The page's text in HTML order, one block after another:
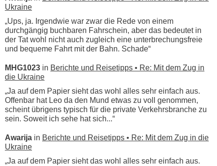
Ukraine
„Ups, ja. Irgendwie war zwar die Rede von einem
durchgängig buchbaren Fahrschein, aber das bedeutet in
der Tat wohl nicht auch zugleich eine unterbrechungsfreie
und bequeme Fahrt mit der Bahn. Schade“
MHG1023 in Berichte und Reisetipps • Re: Mit dem Zug in
die Ukraine
„Ja auf dem Papier sieht das wohl alles sehr einfach aus.
Offenbar hat Leo da den Mund etwas zu voll genommen,
scheint übrigens typisch für die private Verkehrsbranche zu
sein. Soweit ich sehe hat sich...“
Awarija in Berichte und Reisetipps • Re: Mit dem Zug in die
Ukraine
„Ja auf dem Papier sieht das wohl alles sehr einfach aus.